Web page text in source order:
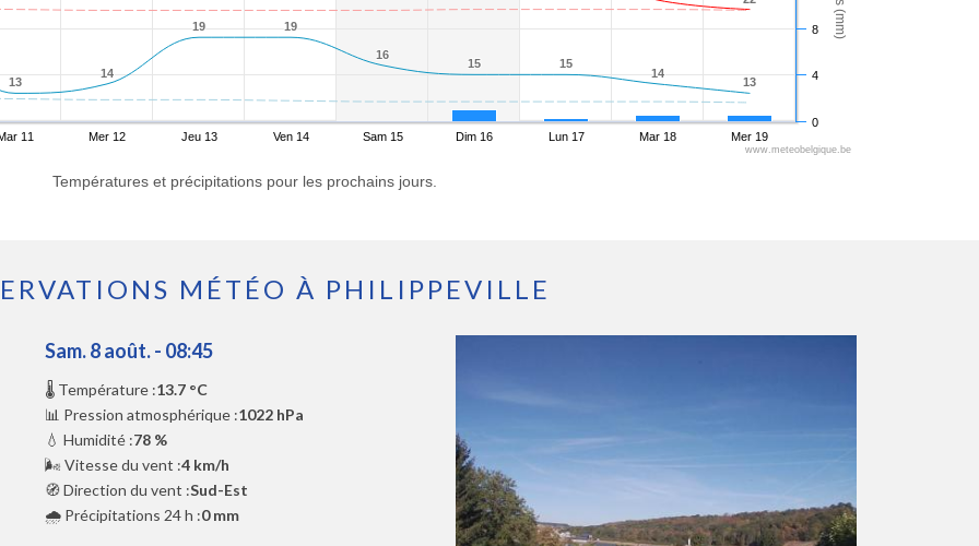
13
13
14
14
19
19 19
19
16
16
15
15 15
15
14
14
13
13
11 Mer 12 Jeu 13 Ven 14 Sam 15 Dim 16 Lun 17 Mar 18 Mer 19
0
4
8
www.meteobelgique.be
Températures et précipitations pour les prochains jours.
MÉTÉO À PHILIPPEVILLE
Sam. 8 août. - 08:45
🌡️ Température :13.7 °C
📊 Pression atmosphérique :1022 hPa
💧 Humidité :78 %
🌬️ Vitesse du vent :4 km/h
🧭 Direction du vent :Sud-Est
🌧️ Précipitations 24 h :0 mm